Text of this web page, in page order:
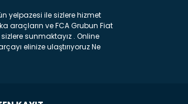
yelpazesi ile sizlere hizmet
araçların ve FCA Grubun Fiat
sunmaktayız . Online
elinize ulaştırıyoruz Ne
parçasıdır. Çamurluk :
. Hangi Araçlara Yedek Parça